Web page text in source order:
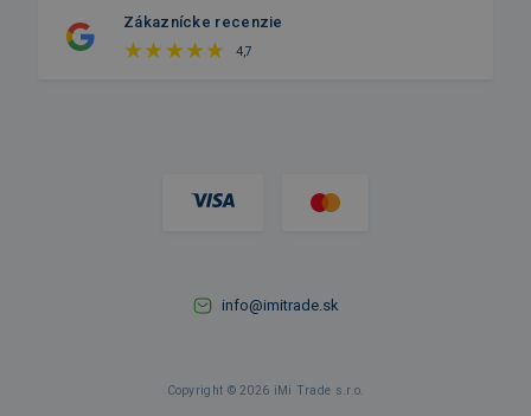
Zákaznícke recenzie
4,7
info@imitrade.sk
Copyright © 2026 iMi Trade s.r.o.